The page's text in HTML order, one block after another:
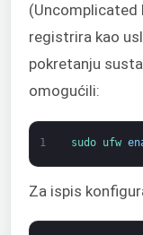
(Uncomplicated
registrira kao
pokretanju
omogućili:
1 sudo ufw
Za ispis